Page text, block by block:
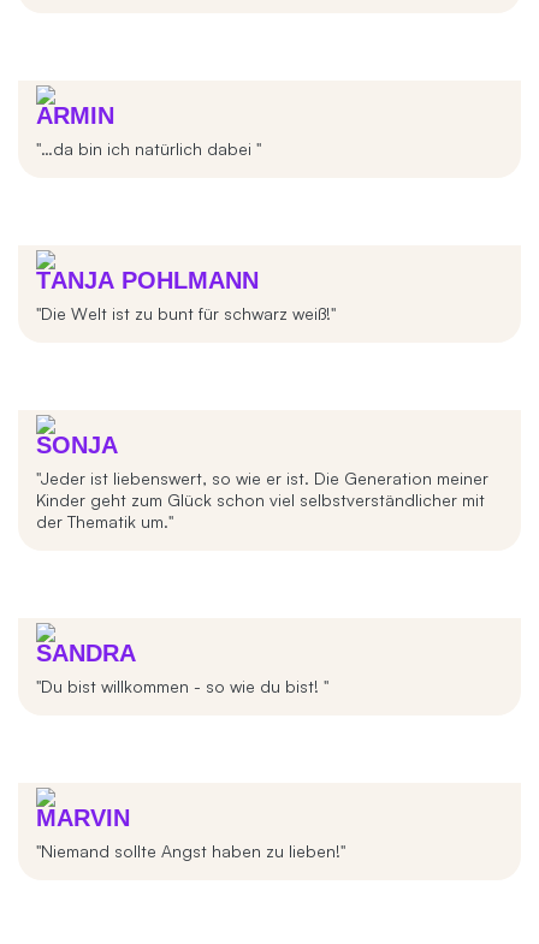
ARMIN
"…da bin ich natürlich dabei "
TANJA POHLMANN
"Die Welt ist zu bunt für schwarz weiß!"
SONJA
"Jeder ist liebenswert, so wie er ist. Die Generation meiner
Kinder geht zum Glück schon viel selbstverständlicher mit
der Thematik um."
SANDRA
"Du bist willkommen - so wie du bist! "
MARVIN
"Niemand sollte Angst haben zu lieben!"